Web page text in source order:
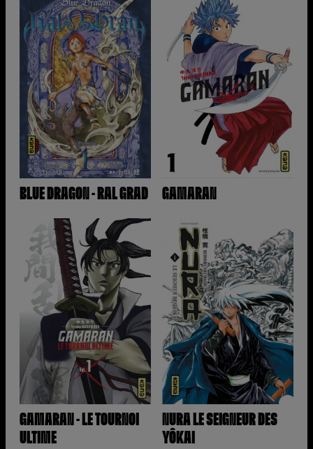
BLUE DRAGON - RAL GRAD GAMARAN
GAMARAN - LE TOURNOI
ULTIME
NURA LE SEIGNEUR DES
YÔKAI